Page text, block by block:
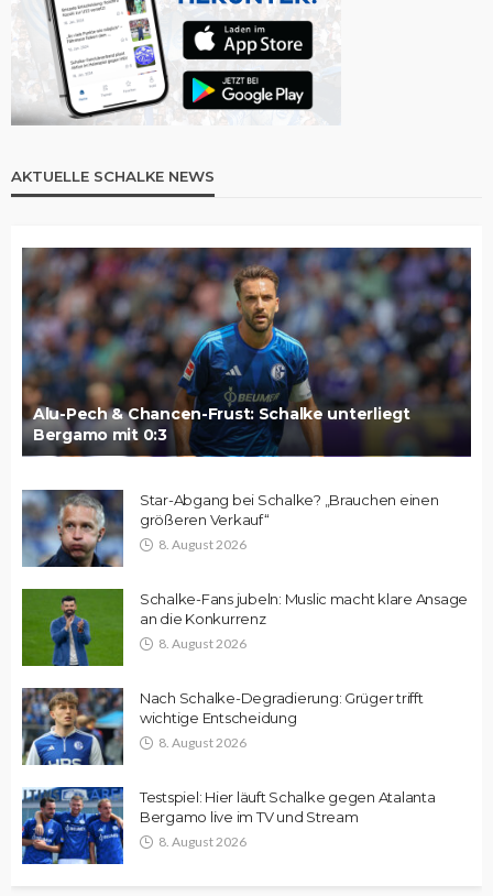
AKTUELLE SCHALKE NEWS
Alu-Pech & Chancen-Frust: Schalke unterliegt
Bergamo mit 0:3
Star-Abgang bei Schalke? „Brauchen einen
größeren Verkauf“
8. August 2026
Schalke-Fans jubeln: Muslic macht klare Ansage
an die Konkurrenz
8. August 2026
Nach Schalke-Degradierung: Grüger trifft
wichtige Entscheidung
8. August 2026
Testspiel: Hier läuft Schalke gegen Atalanta
Bergamo live im TV und Stream
8. August 2026